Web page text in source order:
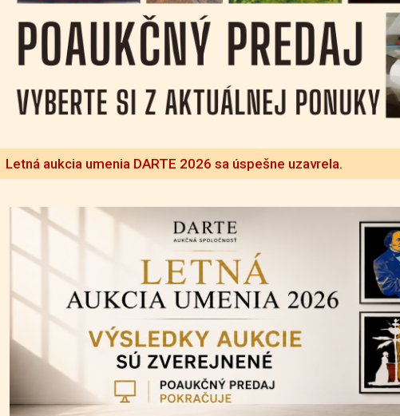
Letná aukcia umenia DARTE 2026 sa úspešne uzavrela.